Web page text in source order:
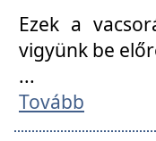
Ezek a
vigyünk be
...
Tovább